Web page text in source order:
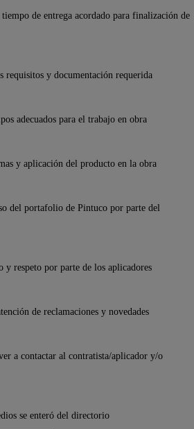
de entrega acordado para finalización de
requisitos y documentación requerida
adecuados para el trabajo en obra
y aplicación del producto en la obra
del portafolio de Pintuco por parte del
y respeto por parte de los aplicadores
de reclamaciones y novedades
a contactar al contratista/aplicador y/o
se enteró del directorio